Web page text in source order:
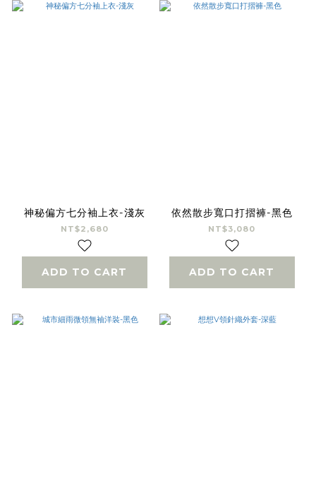
神秘偏方七分袖上衣-淺灰
NT$2,680
ADD TO CART
依然散步寬口打摺褲-黑色
NT$3,080
ADD TO CART